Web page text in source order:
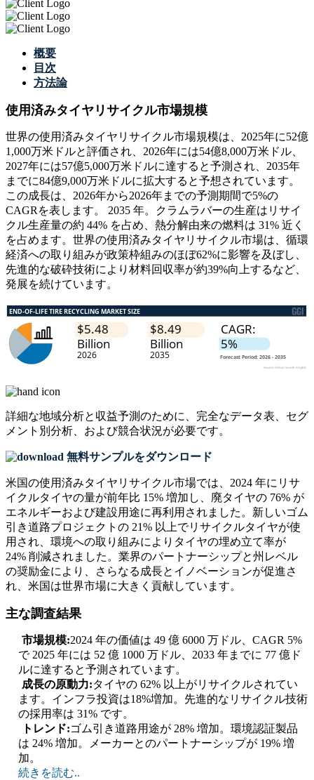
概要
目次
方法論
使用済みタイヤリサイクル市場規模
世界の使用済みタイヤリサイクル市場規模は、2025年に52億
1,000万米ドルと評価され、2026年には54億8,000万米ドル、
2027年には57億5,000万米ドルに達すると予測され、2035年
までに84億9,000万米ドルに拡大すると予想されています。
この成長は、2026年から2026年までの予測期間で5%の
CAGRを表します。 2035 年。クラムラバーの生産はリサイ
クル生産量の約 44% を占め、熱分解由来の燃料は 31% 近く
を占めます。世界の使用済みタイヤリサイクル市場は、循環
経済への取り組みが政策枠組みのほぼ62%に影響を及ぼし、
先進的な破砕技術により材料回収率が約39%向上するなど、
発展を続けています。
詳細な地域分析と収益予測のために、 完全なデータ表、セグ
メント別分析、および競合状況が必要です。
無料サンプルをダウンロード
米国の使用済みタイヤリサイクル市場では、2024 年にリサ
イクルタイヤの量が前年比 15% 増加し、廃タイヤの 76% が
エネルギーおよび建設用途に再利用されました。新しいゴム
引き道路プロジェクトの 21% 以上でリサイクルタイヤが使
用され、環境への取り組みによりタイヤの埋め立て率が
24% 削減されました。業界のパートナーシップと州レベル
の奨励金により、さらなる成長とイノベーションが促進さ
れ、米国は世界市場に大きく貢献しています。
主な調査結果
市場規模:2024 年の価値は 49 億 6000 万ドル、CAGR 5%
で 2025 年には 52 億 1000 万ドル、2033 年までに 77 億ド
ルに達すると予測されています。
成長の原動力:タイヤの 62% 以上がリサイクルされてい
ます。インフラ投資は18%増加。先進的なリサイクル技術
の採用率は 31% です。
トレンド:ゴム引き道路用途が 28% 増加。環境認証製品
は 24% 増加。メーカーとのパートナーシップが 19% 増
加。
続きを読む..